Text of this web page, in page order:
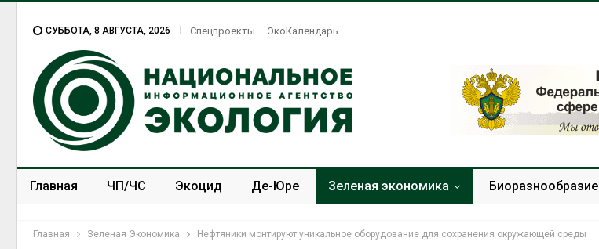
СУББОТА, 8 АВГУСТА, 2026 Спецпроекты ЭкоКалендарь
Главная ЧП/ЧС Экоцид Де-Юре Зеленая экономика Биоразнообразие
Главная Зеленая Экономика Нефтяники монтируют уникальное оборудование для сохранения окружающей среды